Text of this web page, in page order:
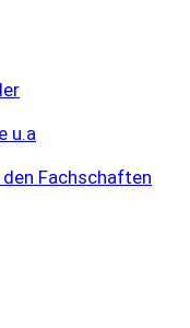
u.a
Fachschaften